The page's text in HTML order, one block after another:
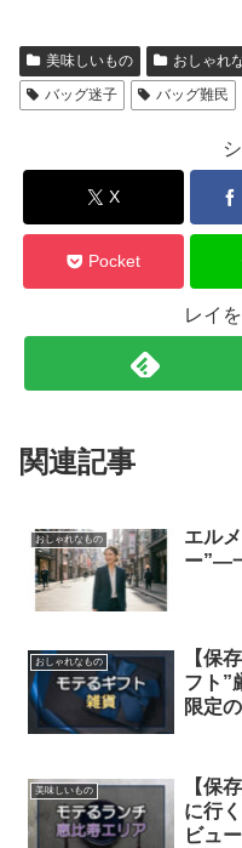
美味しいもの おしゃれ
バッグ迷子
バッグ難民
X
Pocket
レイ
関連記事
おしゃれなもの
エル
ー”―
おしゃれなもの
【保
フト”
限定
美味しいもの
【保
に行
ビュ